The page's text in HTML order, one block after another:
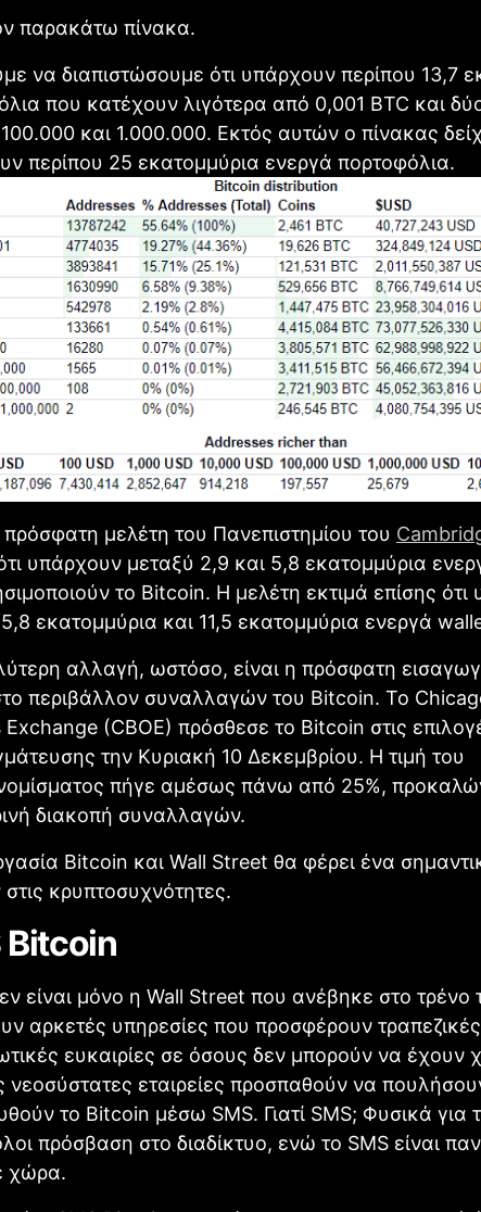
παρακάτω πίνακα.
να διαπιστώσουμε ότι υπάρχουν περίπου 13,7
που κατέχουν λιγότερα από 0,001 BTC και
και 1.000.000. Εκτός αυτών ο πίνακας
περίπου 25 εκατομμύρια ενεργά πορτοφόλια.
πρόσφατη μελέτη του Πανεπιστημίου του
υπάρχουν μεταξύ 2,9 και 5,8 εκατομμύρια
το Βitcoin. Η μελέτη εκτιμά επίσης ότι
εκατομμύρια και 11,5 εκατομμύρια ενεργά
αλλαγή, ωστόσο, είναι η πρόσφατη
περιβάλλον συναλλαγών του Βitcoin. Το
(CBOE) πρόσθεσε το Βitcoin στις
την Κυριακή 10 Δεκεμβρίου. Η τιμή του
πήγε αμέσως πάνω από 25%,
διακοπή συναλλαγών.
Bitcoin και Wall Street θα φέρει ένα
κρυπτοσυχνότητες.
Bitcoin
είναι μόνο η Wall Street που ανέβηκε στο τρένο
αρκετές υπηρεσίες που προσφέρουν τραπεζικές
ευκαιρίες σε όσους δεν μπορούν να έχουν
νεοσύστατες εταιρείες προσπαθούν να
το Bitcoin μέσω SMS. Γιατί SMS; Φυσικά για
πρόσβαση στο διαδίκτυο, ενώ το SMS είναι
χώρα.